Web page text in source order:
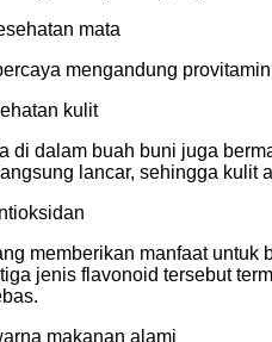
mata
mengandung
kulit
di dalam buah buni juga
lancar, sehingga kulit
memberikan manfaat
jenis flavonoid tersebut
makanan alami